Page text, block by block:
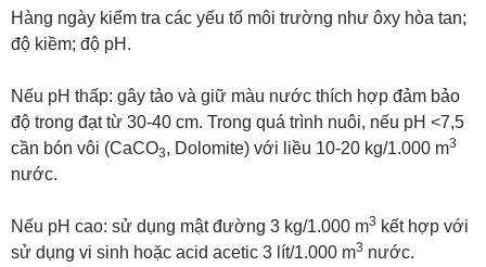
Hàng ngày kiểm tra các yếu tố môi trường như ôxy hòa tan;
độ kiềm; độ pH.
Nếu pH thấp: gây tảo và giữ màu nước thích hợp đảm bảo
độ trong đạt từ 30-40 cm. Trong quá trình nuôi, nếu pH <7,5
cần bón vôi (CaCO3, Dolomite) với liều 10-20 kg/1.000 m3
nước.
Nếu pH cao: sử dụng mật đường 3 kg/1.000 m3 kết hợp với
sử dụng vi sinh hoặc acid acetic 3 lít/1.000 m3 nước.